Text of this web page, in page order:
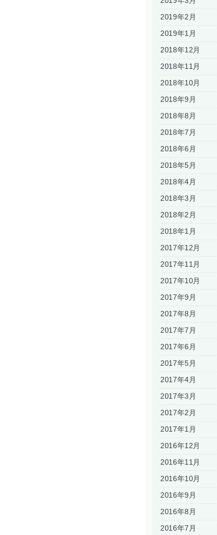
2019年2月
2019年1月
2018年12月
2018年11月
2018年10月
2018年9月
2018年8月
2018年7月
2018年6月
2018年5月
2018年4月
2018年3月
2018年2月
2018年1月
2017年12月
2017年11月
2017年10月
2017年9月
2017年8月
2017年7月
2017年6月
2017年5月
2017年4月
2017年3月
2017年2月
2017年1月
2016年12月
2016年11月
2016年10月
2016年9月
2016年8月
2016年7月